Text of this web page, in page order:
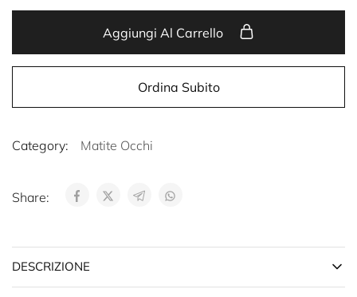
Aggiungi Al Carrello
Ordina Subito
Category: Matite Occhi
Share:
DESCRIZIONE